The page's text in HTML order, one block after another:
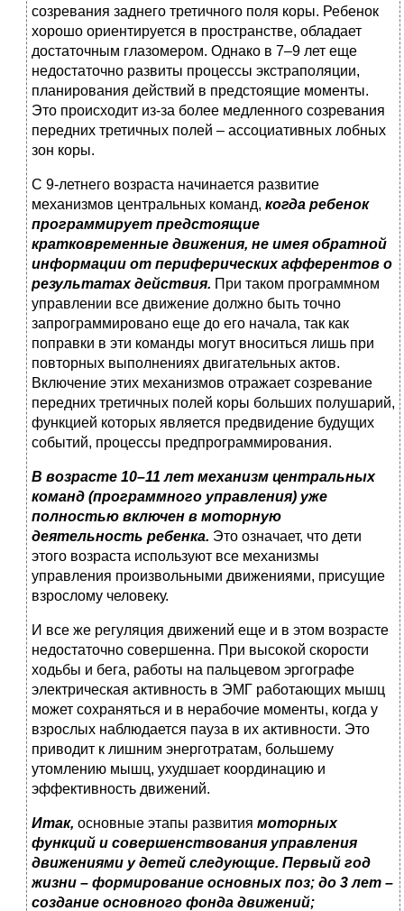
созревания заднего третичного поля коры. Ребенок
хорошо ориентируется в пространстве, обладает
достаточным глазомером. Однако в 7–9 лет еще
недостаточно развиты процессы экстраполяции,
планирования действий в предстоящие моменты.
Это происходит из-за более медленного созревания
передних третичных полей – ассоциативных лобных
зон коры.
С 9-летнего возраста начинается развитие
механизмов центральных команд, когда ребенок
программирует предстоящие
кратковременные движения, не имея обратной
информации от периферических афферентов о
результатах действия. При таком программном
управлении все движение должно быть точно
запрограммировано еще до его начала, так как
поправки в эти команды могут вноситься лишь при
повторных выполнениях двигательных актов.
Включение этих механизмов отражает созревание
передних третичных полей коры больших полушарий,
функцией которых является предвидение будущих
событий, процессы предпрограммирования.
В возрасте 10–11 лет механизм центральных
команд (программного управления) уже
полностью включен в моторную
деятельность ребенка. Это означает, что дети
этого возраста используют все механизмы
управления произвольными движениями, присущие
взрослому человеку.
И все же регуляция движений еще и в этом возрасте
недостаточно совершенна. При высокой скорости
ходьбы и бега, работы на пальцевом эргографе
электрическая активность в ЭМГ работающих мышц
может сохраняться и в нерабочие моменты, когда у
взрослых наблюдается пауза в их активности. Это
приводит к лишним энерготратам, большему
утомлению мышц, ухудшает координацию и
эффективность движений.
Итак, основные этапы развития моторных
функций и совершенствования управления
движениями у детей следующие. Первый год
жизни – формирование основных поз; до 3 лет –
создание основного фонда движений;